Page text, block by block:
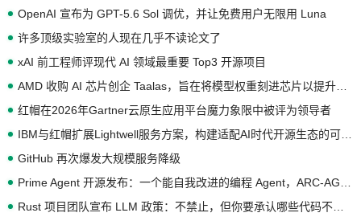
OpenAI 宣布为 GPT-5.6 Sol 调优，并让免费用户无限用 Luna
许多顶级实验室的人现在几乎不读论文了
xAI 前工程师评现代 AI 领域最重要 Top3 开源项目
红帽在2026年Gartner云原生应用平台魔力象限中被评为领导者
GitHub 再次爆发大规模服务降级